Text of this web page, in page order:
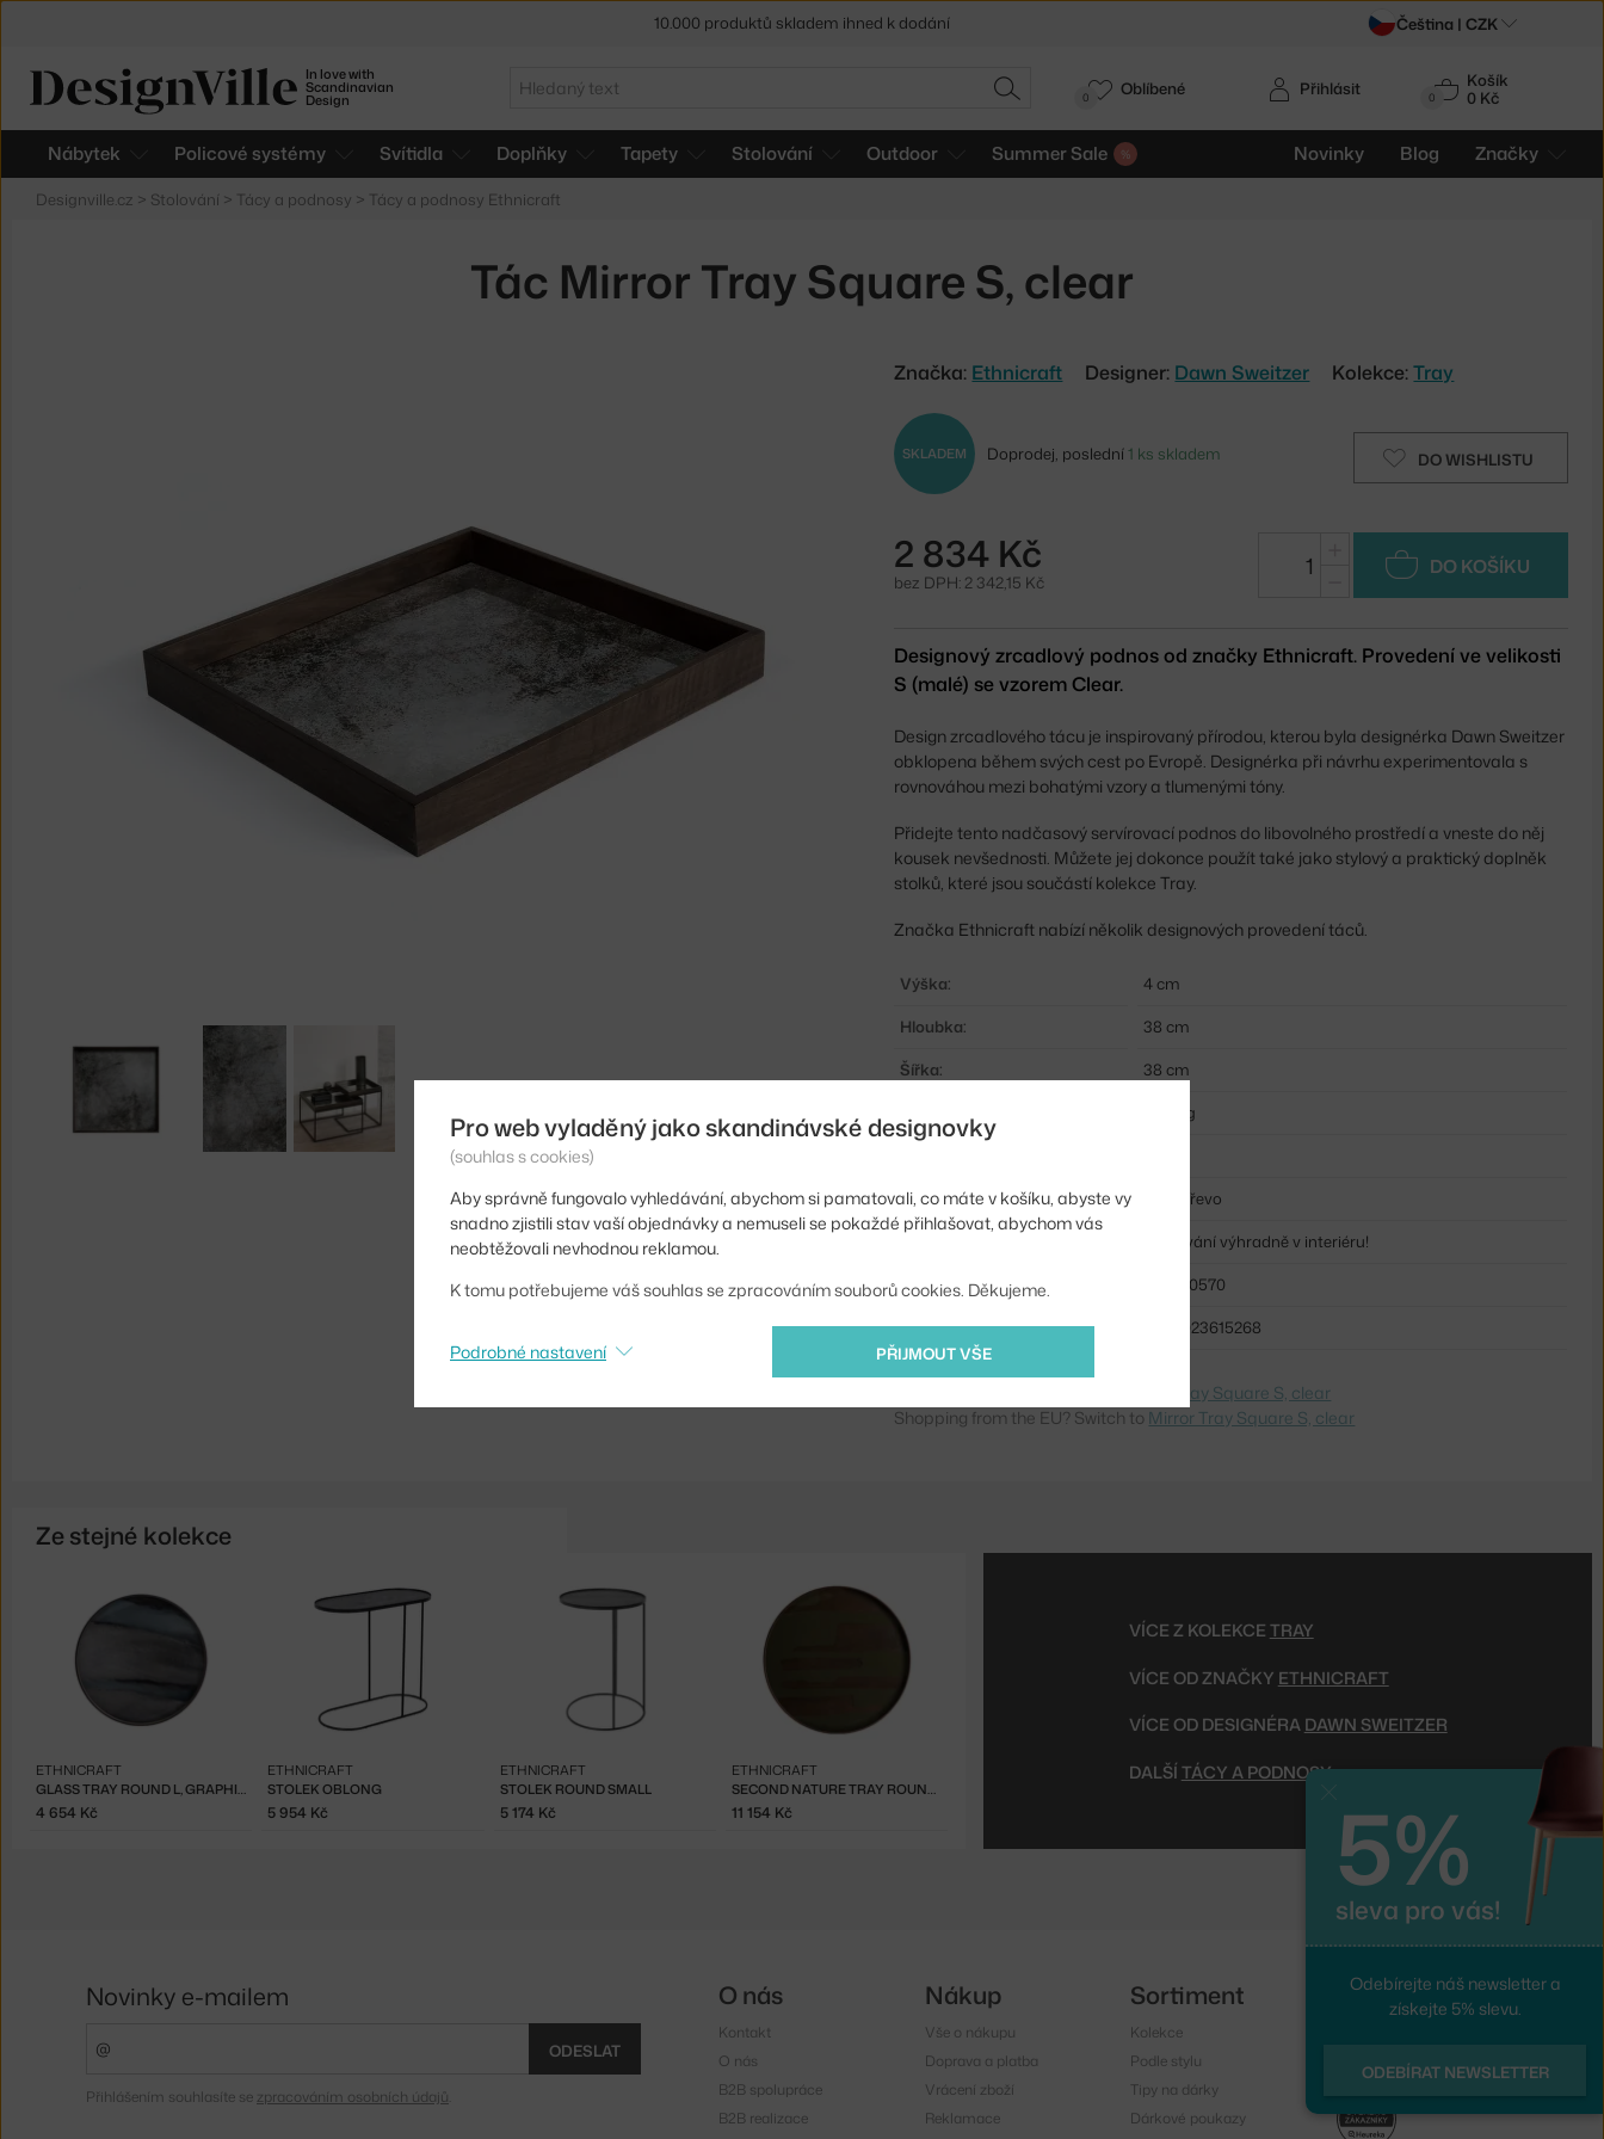
In love with
Scandinavian
Design
Hledat
HLEDAT 0
Košík
0 Kč
Nábytek Policové systémy Svítidla Doplňky Tapety Stolování Outdoor Summer Sale Novinky Blog Značky
Přihlásit
0 Oblíbené
Designville.cz > Stolování > Tácy a podnosy > Tácy a podnosy Ethnicraft
Tác Mirror Tray Square S, clear
Značka: Ethnicraft Designer: Dawn Sweitzer Kolekce:Tray
DO WISHLISTU
SKLADEM Doprodej, poslední1 ks skladem
2 834 Kč
bez DPH: 2 342,15 Kč
DO KOŠÍKU
Designový zrcadlový podnos od značky Ethnicraft. Provedení ve velikosti
S (malé) se vzorem Clear.
Design zrcadlového tácu je inspirovaný přírodou, kterou byla designérka Dawn Sweitzer
obklopena během svých cest po Evropě. Designérka při návrhu experimentovala s
rovnováhou mezi bohatými vzory a tlumenými tóny.
Přidejte tento nadčasový servírovací podnos do libovolného prostředí a vneste do něj
kousek nevšednosti. Můžete jej dokonce použít také jako stylový a praktický doplněk
stolků, které jsou součástí kolekce Tray.
Značka Ethnicraft nabízí několik designových provedení táců.
Výška:
4 cm
Hloubka:
38 cm
Šířka:
38 cm
2,05 kg
Materiál:
sklo, dřevo
Používání výhradně v interiéru!
Kód produktu
ETH-20570
EAN
5404023615268
Mirror Tray Square S, clear
Shopping from the EU? Switch to Mirror Tray Square S, clear
Ze stejné kolekce
GLASS TRAY ROUND L, GRAPHITE ORGANIC
ETHNICRAFT
4 654 Kč
STOLEK OBLONG
ETHNICRAFT
5 954 Kč
STOLEK ROUND SMALL
ETHNICRAFT
5 174 Kč
SECOND NATURE TRAY ROUND XL, MOSS
ETHNICRAFT
11 154 Kč
VÍCE Z KOLEKCE TRAY
VÍCE OD ZNAČKY ETHNICRAFT
VÍCE OD DESIGNÉRA DAWN SWEITZER
DALŠÍ TÁCY A PODNOSY
10.000 produktů skladem ihned k dodání Čeština | CZK
Pro web vyladěný jako skandinávské designovky
(souhlas s cookies)
Aby správně fungovalo vyhledávání, abychom si pamatovali, co máte v košíku, abyste vy
snadno zjistili stav vaší objednávky a nemuseli se pokaždé přihlašovat, abychom vás
neobtěžovali nevhodnou reklamou.
K tomu potřebujeme váš souhlas se zpracováním souborů cookies. Děkujeme.
PŘIJMOUT VŠE
Podrobné nastavení
5%
sleva pro vás!
Odebírejte náš newsletter a
získejte 5% slevu.
ODEBÍRAT NEWSLETTER
Novinky e-mailem
ODESLAT
Přihlášením souhlasíte se zpracováním osobních údajů
O nás
Kontakt
O nás
B2B spolupráce
B2B realizace
Nákup
Vše o nákupu
Doprava a platba
Vrácení zboží
Reklamace
Sortiment
Kolekce
Podle stylu
Tipy na dárky
Dárkové poukazy
Sledujte nás